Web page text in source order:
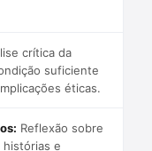
crítica da
suficiente
éticas.
Reflexão sobre
histórias e